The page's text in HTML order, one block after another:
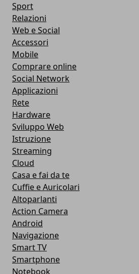
Sport
Relazioni
Web e Social
Accessori
Mobile
Comprare online
Social Network
Applicazioni
Rete
Hardware
Sviluppo Web
Istruzione
Streaming
Cloud
Casa e fai da te
Cuffie e Auricolari
Altoparlanti
Action Camera
Android
Navigazione
Smart TV
Smartphone
Notebook